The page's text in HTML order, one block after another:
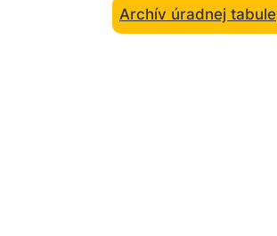
Archív úradnej tabule